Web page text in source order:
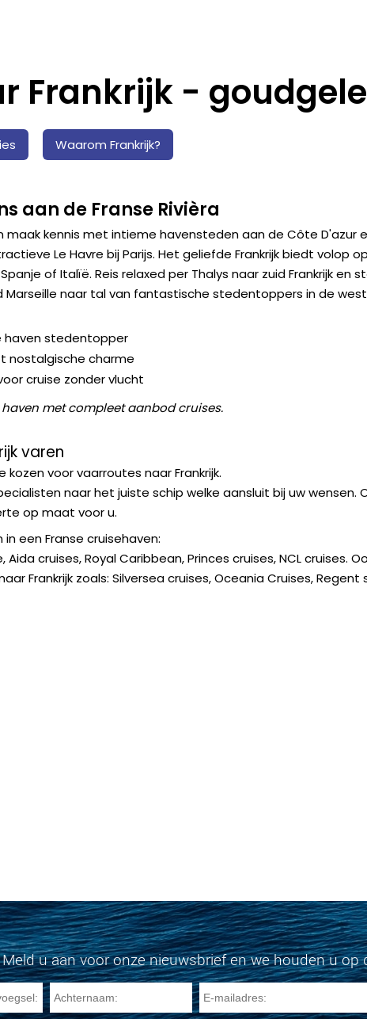
Frankrijk -
Waarom Frankrijk?
aan de Franse Rivièra
maak kennis met intieme havensteden aan de Côte D'azur
Le Havre bij Parijs. Het geliefde Frankrijk biedt volop
of Italïë. Reis relaxed per Thalys naar zuid Frankrijk en
naar tal van fantastische stedentoppers in de
haven stedentopper
nostalgische charme
cruise zonder vlucht
met compleet aanbod cruises.
varen
kozen voor vaarroutes naar Frankrijk.
naar het juiste schip welke aansluit bij uw wensen.
op maat voor u.
een Franse cruisehaven:
Aida cruises, Royal Caribbean, Princes cruises, NCL cruises.
Frankrijk zoals: Silversea cruises, Oceania Cruises, Regent
Meld u aan voor onze nieuwsbrief en we houden u